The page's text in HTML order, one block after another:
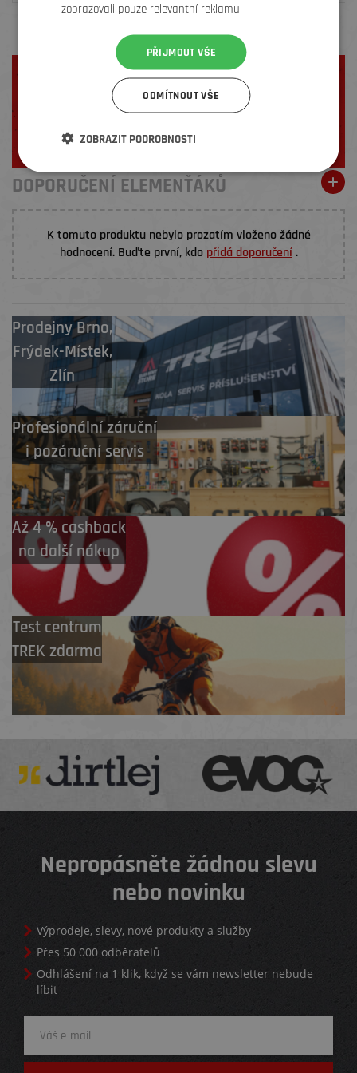
Nebojte se objednávat online!
Podívejte se na naše videonávody,tipyarecenzea nakupujte s
ZJISTIT VÍCE
DOPORUČENÍ ELEMENŤÁKŮ
K tomuto produktu nebylo prozatím vloženo žádné
hodnocení. Buďte první, kdo přidá doporučení.
ProdejnyBrno,
Frýdek-Místek,
Zlín
Profesionální záruční
i pozáruční servis
Až 4 % cashback
na další nákup
Test centrum
TREK zdarma
Nepropásněte žádnou slevu
nebo novinku
Výprodeje, slevy, nové produkty a služby
Přes 50 000 odběratelů
Odhlášení na 1 klik, když se vám newsletter nebude
líbit
zobrazovali pouze relevantní reklamu.
PŘIJMOUT VŠE
ODMÍTNOUT VŠE
ZOBRAZIT PODROBNOSTI